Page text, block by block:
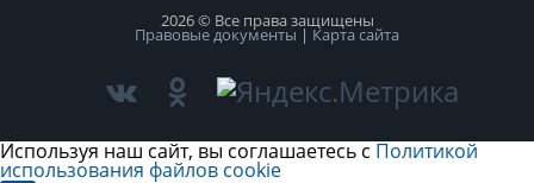
2026 © Все права защищены
Правовые документы | Карта сайта
Используя наш сайт, вы соглашаетесь с Политикой
использования файлов cookie